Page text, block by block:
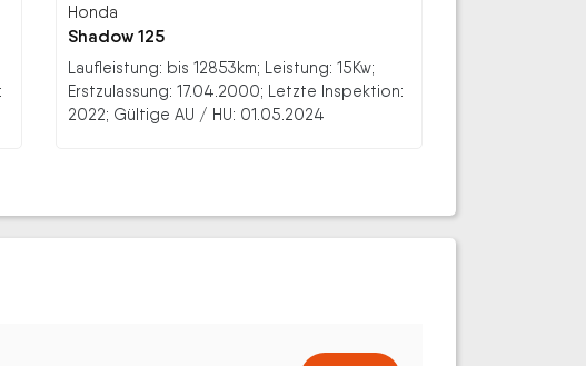
Honda
Shadow 125
Laufleistung: bis 12853km; Leistung: 15Kw;
Erstzulassung: 17.04.2000; Letzte Inspektion:
2022; Gültige AU / HU: 01.05.2024